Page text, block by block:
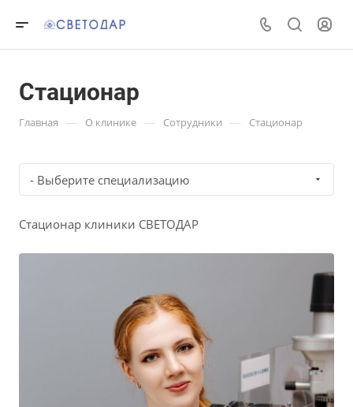
Стационар
Главная — О клинике — Сотрудники — Стационар
- Выберите специализацию
Стационар клиники СВЕТОДАР